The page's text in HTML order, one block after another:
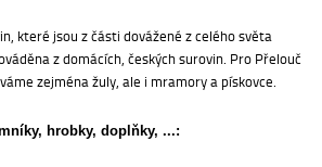
které jsou z části dovážené z celého světa
z domácích, českých surovin. Pro Přelouč
zejména žuly, ale i mramory a pískovce.
hrobky, doplňky, ...: